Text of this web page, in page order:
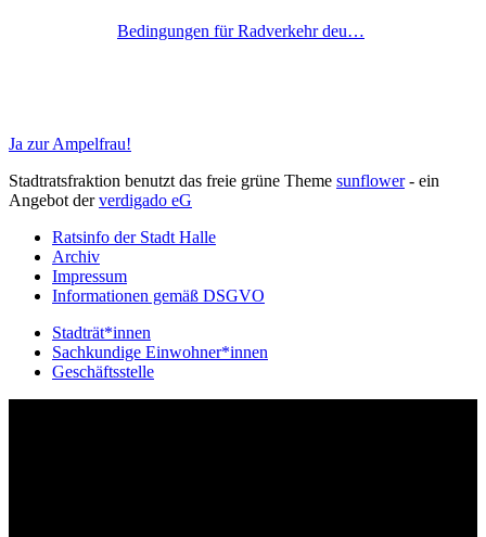
Bedingungen für Radverkehr deu…
Ja zur Ampelfrau!
Stadtratsfraktion benutzt das freie grüne Theme sunflower‐ ein
Angebot derverdigado eG
Ratsinfo der Stadt Halle
Archiv
Impressum
Informationen gemäß DSGVO
Stadträt*innen
Sachkundige Einwohner*innen
Geschäftsstelle